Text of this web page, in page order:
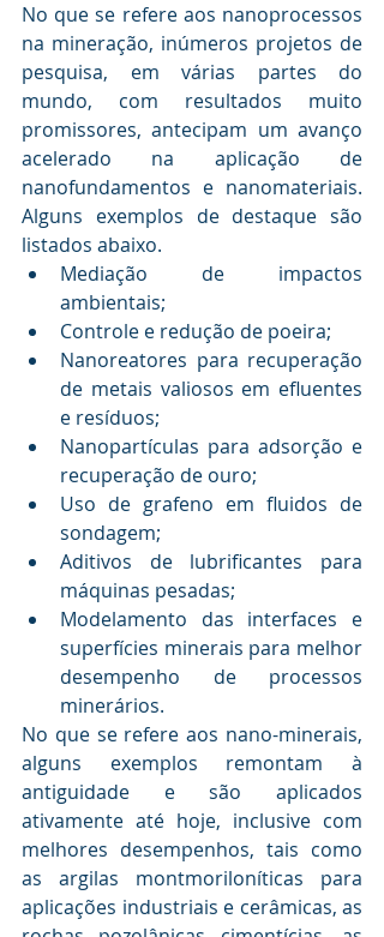
No que se refere aos nanoprocessos
na mineração, inúmeros projetos de
pesquisa, em várias partes do
mundo, com resultados muito
promissores, antecipam um avanço
acelerado na aplicação de
nanofundamentos e nanomateriais.
Alguns exemplos de destaque são
listados abaixo.
Mediação de impactos
ambientais;
Controle e redução de poeira;
Nanoreatores para recuperação
de metais valiosos em efluentes
e resíduos;
Nanopartículas para adsorção e
recuperação de ouro;
Uso de grafeno em fluidos de
sondagem;
Aditivos de lubrificantes para
máquinas pesadas;
Modelamento das interfaces e
superfícies minerais para melhor
desempenho de processos
minerários.
No que se refere aos nano-minerais,
alguns exemplos remontam à
antiguidade e são aplicados
ativamente até hoje, inclusive com
melhores desempenhos, tais como
as argilas montmoriloníticas para
aplicações industriais e cerâmicas, as